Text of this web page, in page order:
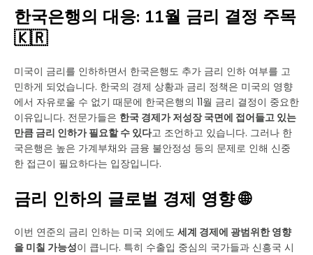
한국은행의 대응: 11월 금리 결정 주목
🇰🇷
미국이 금리를 인하하면서 한국은행도 추가 금리 인하 여부를 고
민하게 되었습니다. 한국의 경제 상황과 금리 정책은 미국의 영향
에서 자유로울 수 없기 때문에 한국은행의 11월 금리 결정이 중요한
이유입니다. 전문가들은 한국 경제가 저성장 국면에 접어들고 있는
만큼 금리 인하가 필요할 수 있다고 조언하고 있습니다. 그러나 한
국은행은 높은 가계부채와 금융 불안정성 등의 문제로 인해 신중
한 접근이 필요하다는 입장입니다.
금리 인하의 글로벌 경제 영향 🌐
이번 연준의 금리 인하는 미국 외에도 세계 경제에 광범위한 영향
을 미칠 가능성이 큽니다. 특히 수출입 중심의 국가들과 신흥국 시